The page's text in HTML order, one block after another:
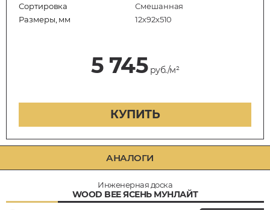
Сортировка
Смешанная
Размеры, мм
12х92х510
5 745руб./м²
КУПИТЬ
АНАЛОГИ
Инженерная доска
WOOD BEE ЯСЕНЬ МУНЛАЙТ